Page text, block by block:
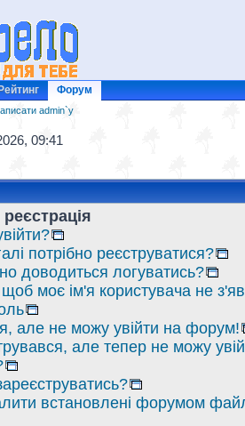
Рейтинг Форум
admin`у
09:41
потрібно реєструватися?
доводиться логуватись?
моє ім'я користувача не
але не можу увійти на форум!
але тепер не можу
встановлені форумом